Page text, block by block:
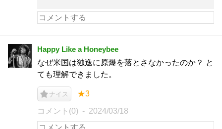
Happy Like a Honeybee
なぜ米国は独逸に原爆を落とさなかったのか？ と
ても理解できました。
ナイス ★3
コメント(0) 2024/03/18